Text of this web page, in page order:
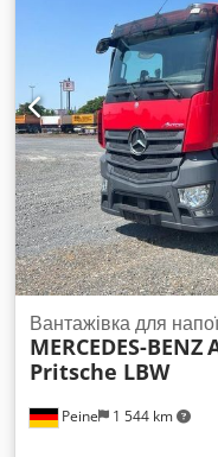
Peine 1 544 km
Вантажівка для
MERCEDES-BENZ
Pritsche LBW